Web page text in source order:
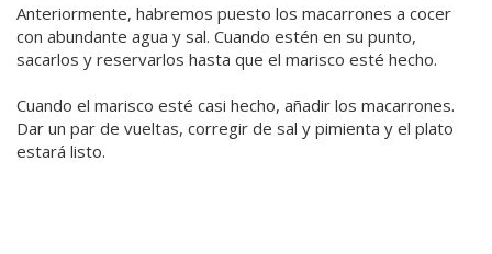
Anteriormente, habremos puesto los macarrones a cocer
con abundante agua y sal. Cuando estén en su punto,
sacarlos y reservarlos hasta que el marisco esté hecho.
Cuando el marisco esté casi hecho, añadir los macarrones.
Dar un par de vueltas, corregir de sal y pimienta y el plato
estará listo.